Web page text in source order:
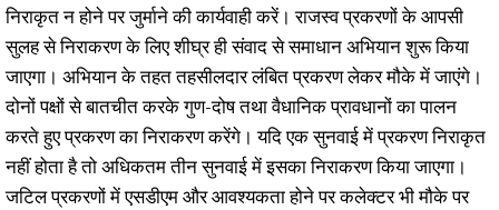
निराकृत न होने पर जुर्माने की कार्यवाही करें। राजस्व प्रकरणों के आपसी
सुलह से निराकरण के लिए शीघ्र ही संवाद से समाधान अभियान शुरू किया
जाएगा। अभियान के तहत तहसीलदार लंबित प्रकरण लेकर मौके में जाएंगे।
दोनों पक्षों से बातचीत करके गुण-दोष तथा वैधानिक प्रावधानों का पालन
करते हुए प्रकरण का निराकरण करेंगे। यदि एक सुनवाई में प्रकरण निराकृत
नहीं होता है तो अधिकतम तीन सुनवाई में इसका निराकरण किया जाएगा।
जटिल प्रकरणों में एसडीएम और आवश्यकता होने पर कलेक्टर भी मौके पर